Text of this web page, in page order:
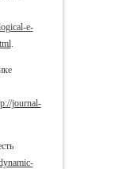
e-
.
journal-